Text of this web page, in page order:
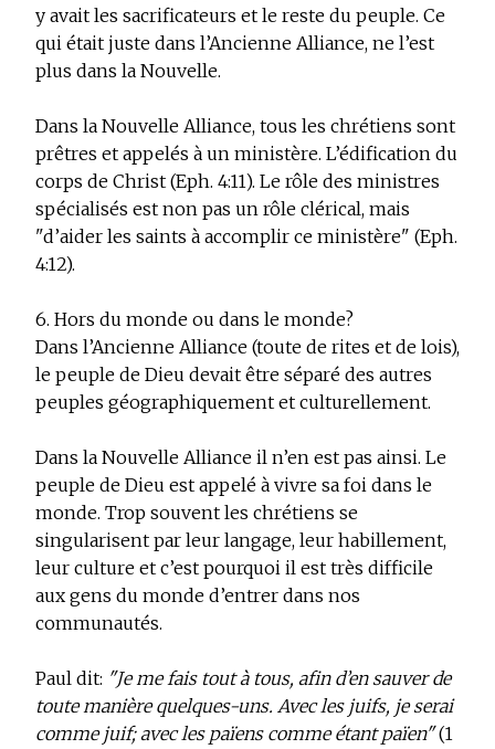
y avait les sacrificateurs et le reste du peuple. Ce
qui était juste dans l’Ancienne Alliance, ne l’est
plus dans la Nouvelle.
Dans la Nouvelle Alliance, tous les chrétiens sont
prêtres et appelés à un ministère. L’édification du
corps de Christ (Eph. 4:11). Le rôle des ministres
spécialisés est non pas un rôle clérical, mais
"d’aider les saints à accomplir ce ministère" (Eph.
4:12).
6. Hors du monde ou dans le monde?
Dans l’Ancienne Alliance (toute de rites et de lois),
le peuple de Dieu devait être séparé des autres
peuples géographiquement et culturellement.
Dans la Nouvelle Alliance il n’en est pas ainsi. Le
peuple de Dieu est appelé à vivre sa foi dans le
monde. Trop souvent les chrétiens se
singularisent par leur langage, leur habillement,
leur culture et c’est pourquoi il est très difficile
aux gens du monde d’entrer dans nos
communautés.
Paul dit: "Je me fais tout à tous, afin d’en sauver de
toute manière quelques-uns. Avec les juifs, je serai
comme juif; avec les païens comme étant païen"(1